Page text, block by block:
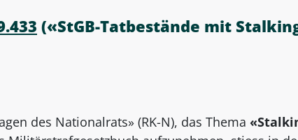
(«StGB-Tatbestände mit
des Nationalrats» (RK-N), das Thema